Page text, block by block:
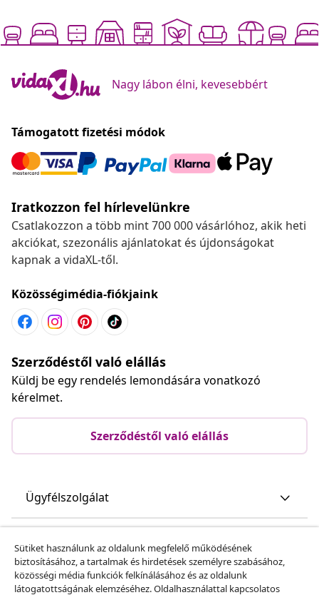
Támogatott fizetési módok
Iratkozzon fel hírlevelünkre
Csatlakozzon a több mint 700 000 vásárlóhoz, akik heti
akciókat, szezonális ajánlatokat és újdonságokat
kapnak a vidaXL-től.
Közösségimédia-fiókjaink
Szerződéstől való elállás
kérelmet.
Ügyfélszolgálat
Üzlet
Sütiket használunk az oldalunk megfelelő működésének
biztosításához, a tartalmak és hirdetések személyre szabásához,
közösségi média funkciók felkínálásához és az oldalunk
látogatottságának elemzéséhez. Oldalhasználattal kapcsolatos